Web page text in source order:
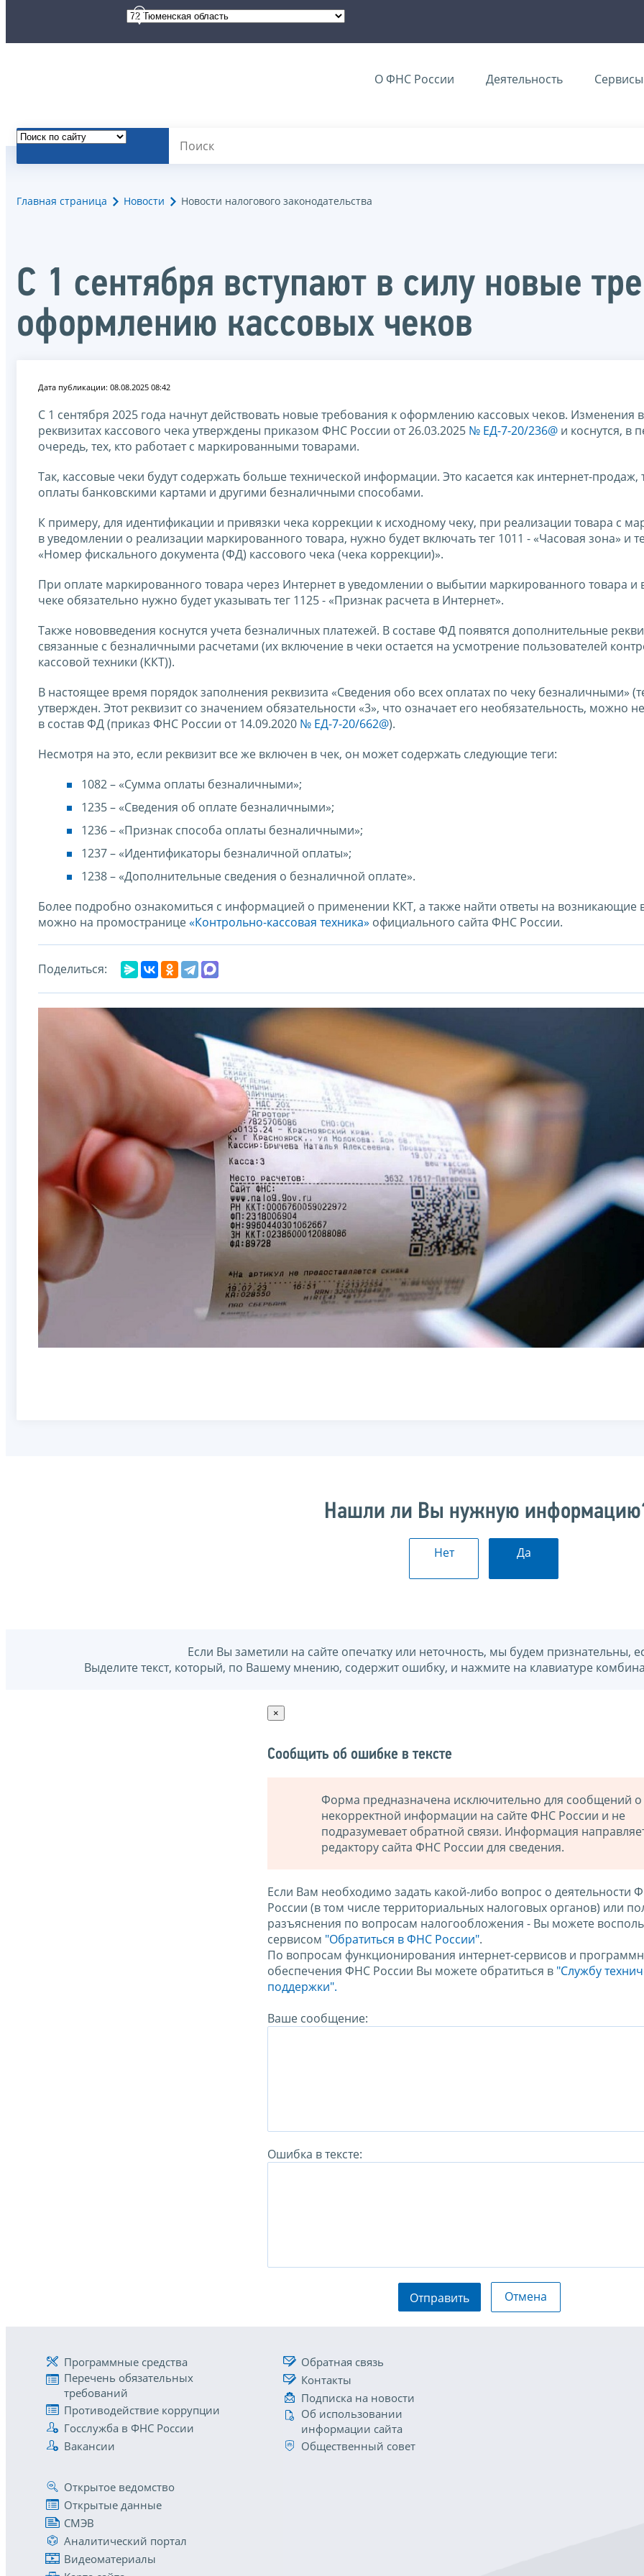
О ФНС России Деятельность Сервисы
Главная страница Новости Новости налогового законодательства
С 1 сентября вступают в силу новые
оформлению кассовых чеков
Дата публикации: 08.08.2025 08:42
С 1 сентября 2025 года начнут действовать новые требования к оформлению кассовых чеков. Изменения в
реквизитах кассового чека утверждены приказом ФНС России от 26.03.2025 № ЕД-7-20/236@ и коснутся, в
очередь, тех, кто работает с маркированными товарами.
Так, кассовые чеки будут содержать больше технической информации. Это касается как интернет-продаж,
оплаты банковскими картами и другими безналичными способами.
К примеру, для идентификации и привязки чека коррекции к исходному чеку, при реализации товара с
в уведомлении о реализации маркированного товара, нужно будет включать тег 1011 - «Часовая зона» и
«Номер фискального документа (ФД) кассового чека (чека коррекции)».
При оплате маркированного товара через Интернет в уведомлении о выбытии маркированного товара и
чеке обязательно нужно будет указывать тег 1125 - «Признак расчета в Интернет».
Также нововведения коснутся учета безналичных платежей. В составе ФД появятся дополнительные
связанные с безналичными расчетами (их включение в чеки остается на усмотрение пользователей
кассовой техники (ККТ)).
В настоящее время порядок заполнения реквизита «Сведения обо всех оплатах по чеку безналичными»
утвержден. Этот реквизит со значением обязательности «3», что означает его необязательность, можно
в состав ФД (приказ ФНС России от 14.09.2020 № ЕД-7-20/662@).
Несмотря на это, если реквизит все же включен в чек, он может содержать следующие теги:
1082 – «Сумма оплаты безналичными»;
1235 – «Сведения об оплате безналичными»;
1236 – «Признак способа оплаты безналичными»;
1237 – «Идентификаторы безналичной оплаты»;
1238 – «Дополнительные сведения о безналичной оплате».
Более подробно ознакомиться с информацией о применении ККТ, а также найти ответы на возникающие
можно на промостранице«Контрольно-кассовая техника» официального сайта ФНС России.
Поделиться:
Нашли ли Вы нужную
Нет Да
Если Вы заметили на сайте опечатку или неточность, мы будем признательны,
Выделите текст, который, по Вашему мнению, содержит ошибку, и нажмите на клавиатуре
×
Сообщить об ошибке в тексте
Форма предназначена исключительно для сообщений о
некорректной информации на сайте ФНС России и не
подразумевает обратной связи. Информация
редактору сайта ФНС России для сведения.
Если Вам необходимо задать какой-либо вопрос о деятельности
России (в том числе территориальных налоговых органов) или
разъяснения по вопросам налогообложения - Вы можете
сервисом "Обратиться в ФНС России".
По вопросам функционирования интернет-сервисов и
обеспечения ФНС России Вы можете обратиться в "Службу
поддержки".
Ваше сообщение:
Ошибка в тексте:
Отправить Отмена
Программные средства
Перечень обязательных
требований
Противодействие коррупции
Госслужба в ФНС России
Вакансии
Обратная связь
Контакты
Подписка на новости
Об использовании
информации сайта
Общественный совет
Открытое ведомство
Открытые данные
СМЭВ
Аналитический портал
Видеоматериалы